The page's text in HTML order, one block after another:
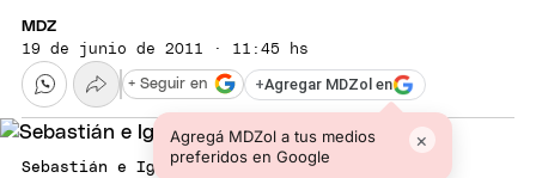
MDZ
19 de junio de 2011 · 11:45 hs
+Agregar MDZol en
Agregá MDZol a tus medios
preferidos en Google
×
+ Seguir en
Sebastián e Ignacio.